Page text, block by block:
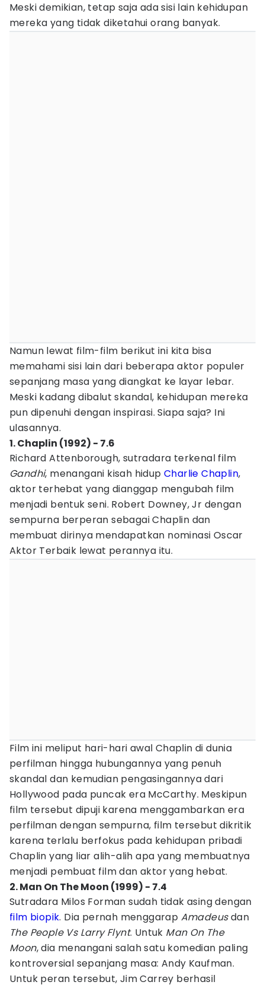
Meski demikian, tetap saja ada sisi lain kehidupan
mereka yang tidak diketahui orang banyak.
Namun lewat film-film berikut ini kita bisa
memahami sisi lain dari beberapa aktor populer
sepanjang masa yang diangkat ke layar lebar.
Meski kadang dibalut skandal, kehidupan mereka
pun dipenuhi dengan inspirasi. Siapa saja? Ini
ulasannya.
1. Chaplin (1992) - 7.6
Richard Attenborough, sutradara terkenal film
Gandhi, menangani kisah hidupCharlie Chaplin,
aktor terhebat yang dianggap mengubah film
menjadi bentuk seni. Robert Downey, Jr dengan
sempurna berperan sebagai Chaplin dan
membuat dirinya mendapatkan nominasi Oscar
Aktor Terbaik lewat perannya itu.
Film ini meliput hari-hari awal Chaplin di dunia
perfilman hingga hubungannya yang penuh
skandal dan kemudian pengasingannya dari
Hollywood pada puncak era McCarthy. Meskipun
film tersebut dipuji karena menggambarkan era
perfilman dengan sempurna, film tersebut dikritik
karena terlalu berfokus pada kehidupan pribadi
Chaplin yang liar alih-alih apa yang membuatnya
menjadi pembuat film dan aktor yang hebat.
2. Man On The Moon (1999) - 7.4
Sutradara Milos Forman sudah tidak asing dengan
film biopik. Dia pernah menggarap Amadeusdan
The People Vs Larry Flynt. Untuk Man On The
Moon, dia menangani salah satu komedian paling
kontroversial sepanjang masa: Andy Kaufman.
Untuk peran tersebut, Jim Carrey berhasil